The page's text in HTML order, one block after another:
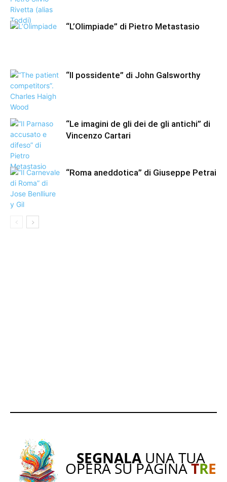
“L’Olimpiade” di Pietro Metastasio
“Il possidente” di John Galsworthy
“Le imagini de gli dei de gli antichi” di
Vincenzo Cartari
“Roma aneddotica” di Giuseppe Petrai
SEGNALAUNA TUA
OPERA SU PAGINATRE